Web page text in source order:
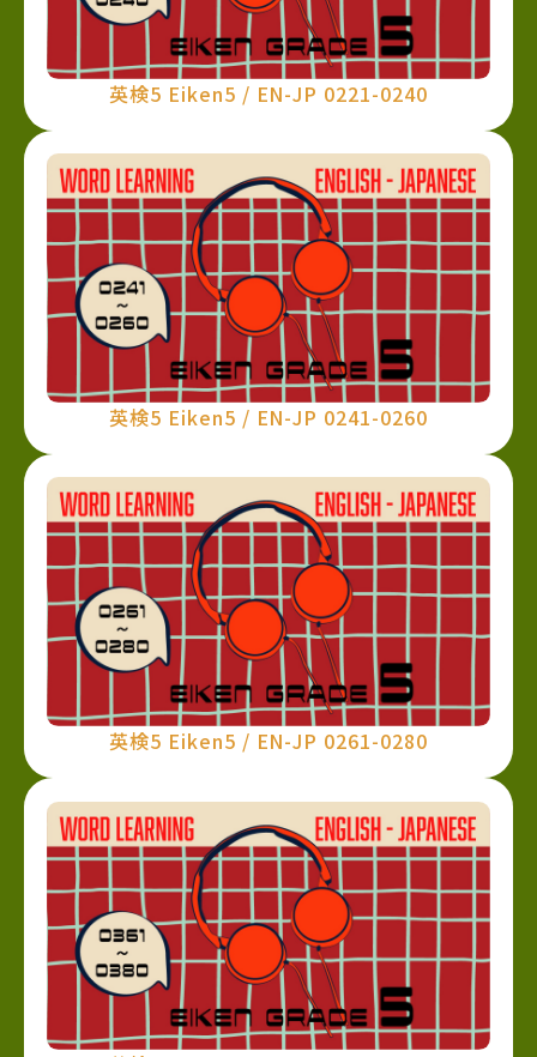
英検5 Eiken5 / EN-JP 0221-0240
英検5 Eiken5 / EN-JP 0241-0260
英検5 Eiken5 / EN-JP 0261-0280